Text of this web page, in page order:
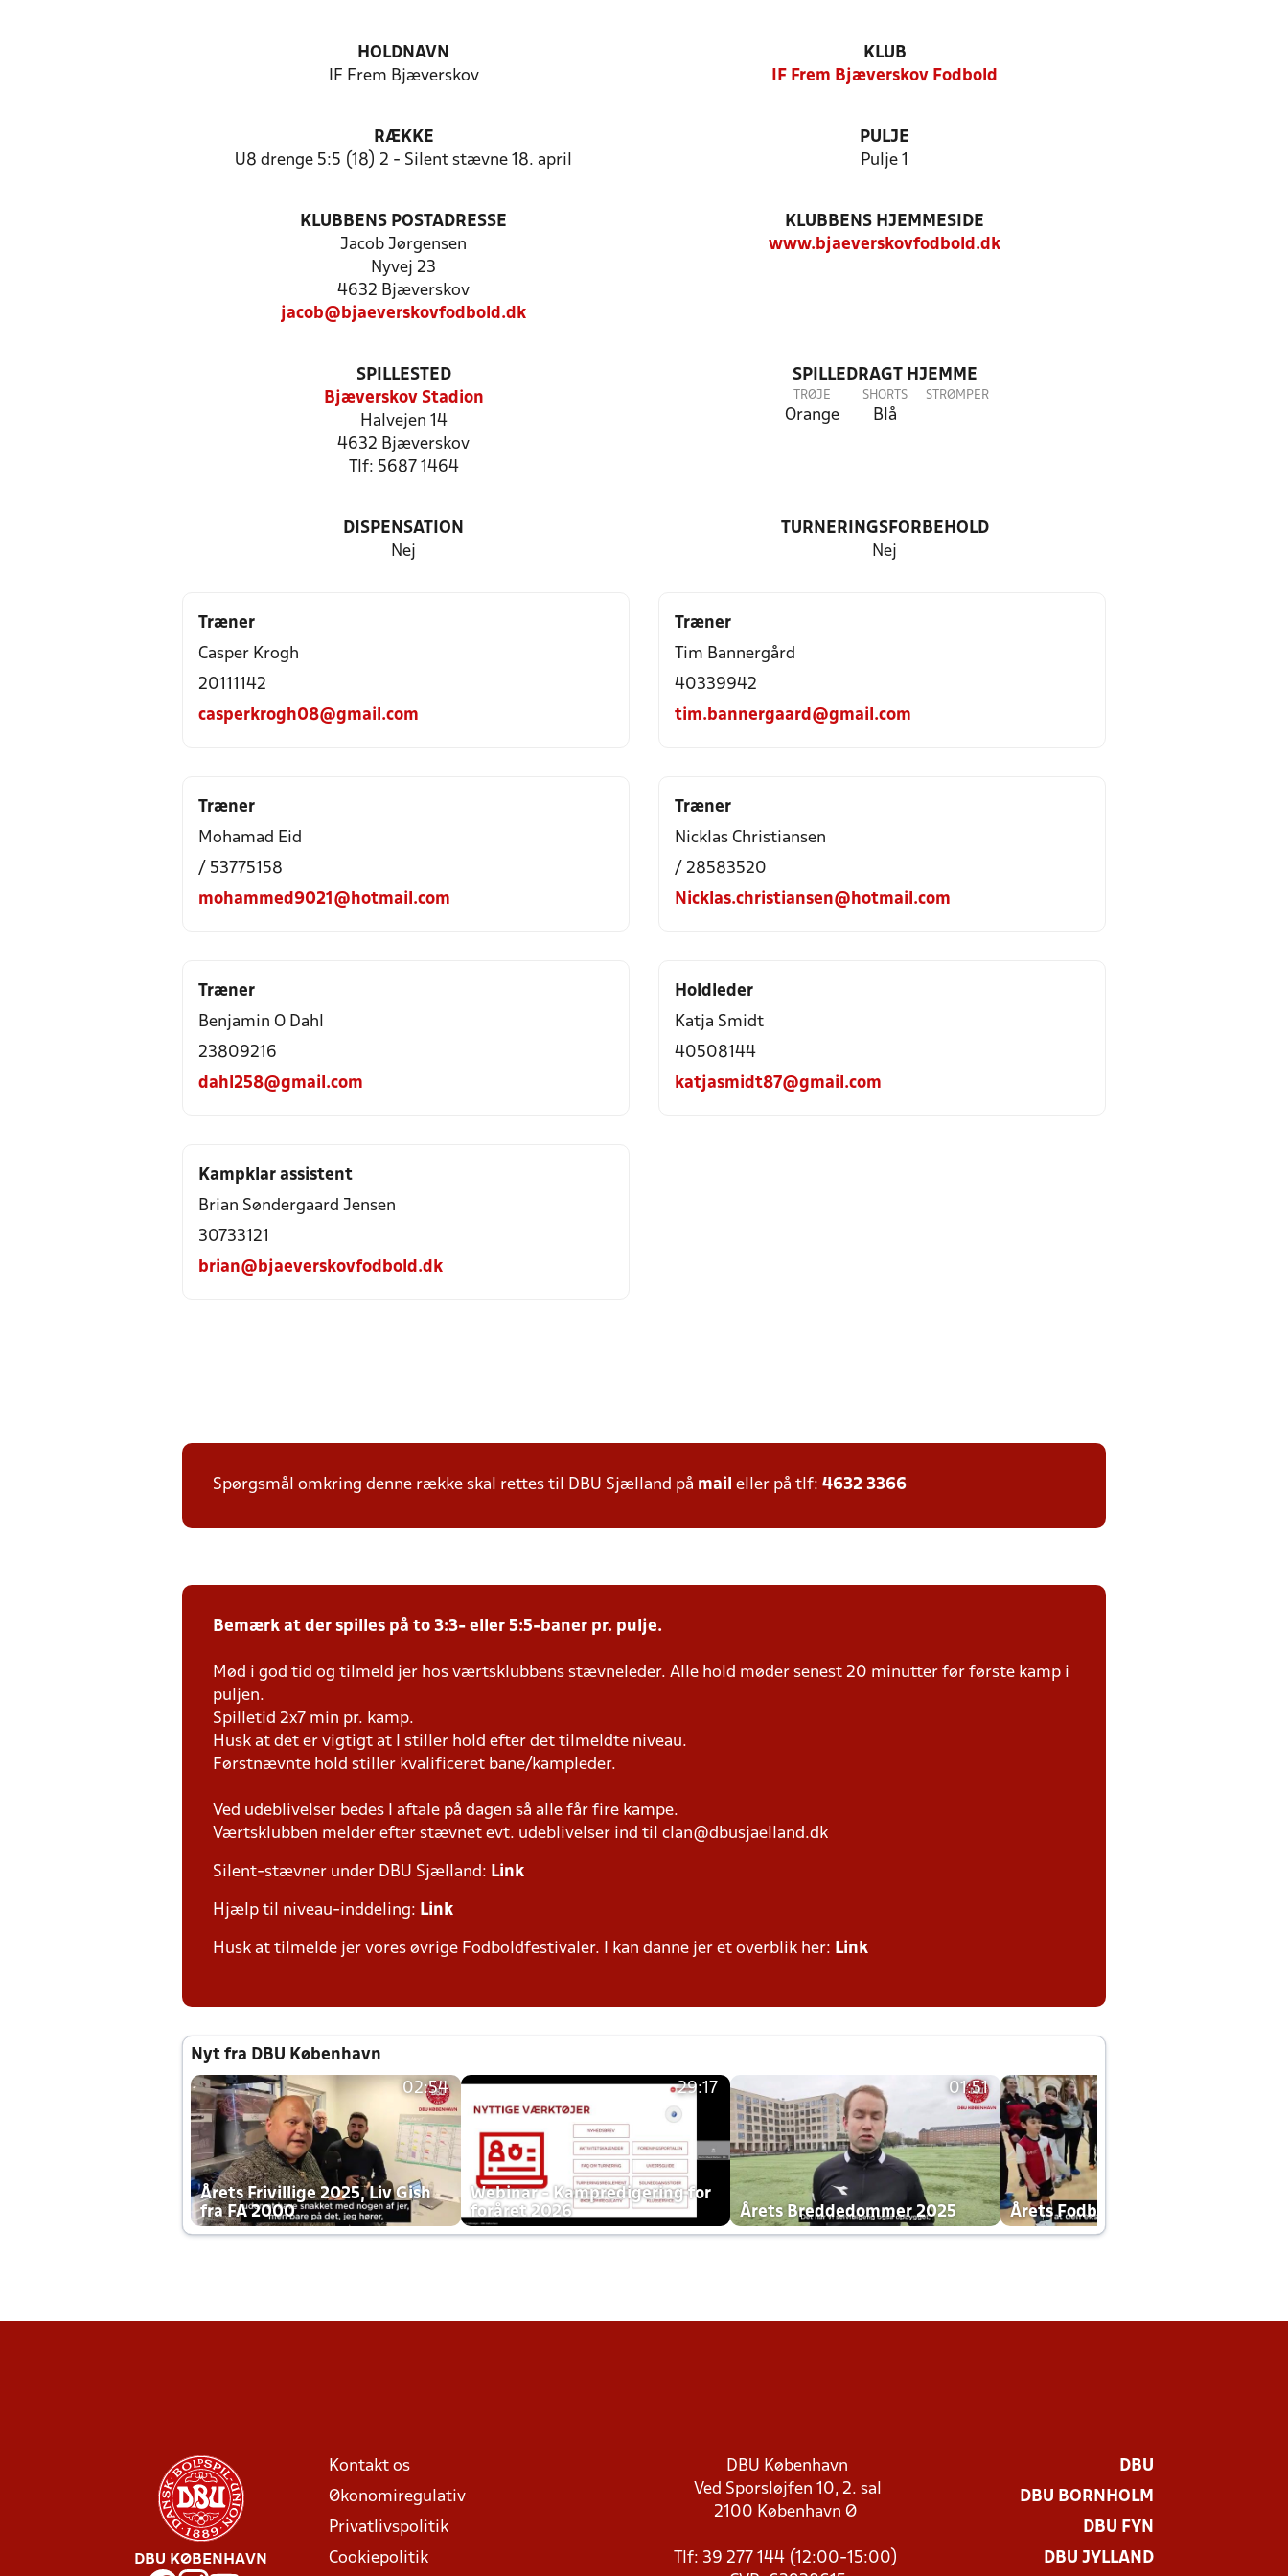
HOLDNAVN
IF Frem Bjæverskov
KLUB
IF Frem Bjæverskov Fodbold
RÆKKE
U8 drenge 5:5 (18) 2 - Silent stævne 18. april
PULJE
Pulje 1
KLUBBENS POSTADRESSE
Jacob Jørgensen
Nyvej 23
4632 Bjæverskov
jacob@bjaeverskovfodbold.dk
KLUBBENS HJEMMESIDE
www.bjaeverskovfodbold.dk
SPILLESTED
Bjæverskov Stadion
Halvejen 14
4632 Bjæverskov
Tlf: 5687 1464
SPILLEDRAGT HJEMME
TRØJE
Orange
SHORTS
Blå
STRØMPER
DISPENSATION
Nej
TURNERINGSFORBEHOLD
Nej
Træner
Casper Krogh
20111142
casperkrogh08@gmail.com
Træner
Tim Bannergård
40339942
tim.bannergaard@gmail.com
Træner
Mohamad Eid
/ 53775158
mohammed9021@hotmail.com
Træner
Nicklas Christiansen
/ 28583520
Nicklas.christiansen@hotmail.com
Træner
Benjamin O Dahl
23809216
dahl258@gmail.com
Holdleder
Katja Smidt
40508144
katjasmidt87@gmail.com
Kampklar assistent
Brian Søndergaard Jensen
30733121
brian@bjaeverskovfodbold.dk
Spørgsmål omkring denne række skal rettes til DBU Sjælland på mail eller på tlf: 4632 3366
Bemærk at der spilles på to 3:3- eller 5:5-baner pr. pulje.
Mød i god tid og tilmeld jer hos værtsklubbens stævneleder. Alle hold møder senest 20 minutter før første kamp i
puljen.
Spilletid 2x7 min pr. kamp.
Husk at det er vigtigt at I stiller hold efter det tilmeldte niveau.
Førstnævnte hold stiller kvalificeret bane/kampleder.
Ved udeblivelser bedes I aftale på dagen så alle får fire kampe.
Værtsklubben melder efter stævnet evt. udeblivelser ind til clan@dbusjaelland.dk
Silent-stævner under DBU Sjælland: Link
Hjælp til niveau-inddeling: Link
Husk at tilmelde jer vores øvrige Fodboldfestivaler. I kan danne jer et overblik her: Link
Nyt fra DBU København
02:54
Årets Frivillige 2025, Liv Gish
fra FA 2000
29:17
Webinar - Kampredigering for
foråret 2026
01:51
Årets Breddedommer 2025 Årets Fodboldklub 2025 mp4
DBU KØBENHAVN
Kontakt os
Økonomiregulativ
Privatlivspolitik
Cookiepolitik
DBU København
Ved Sporsløjfen 10, 2. sal
2100 København Ø
Tlf: 39 277 144 (12:00-15:00)
DBU
DBU BORNHOLM
DBU FYN
DBU JYLLAND